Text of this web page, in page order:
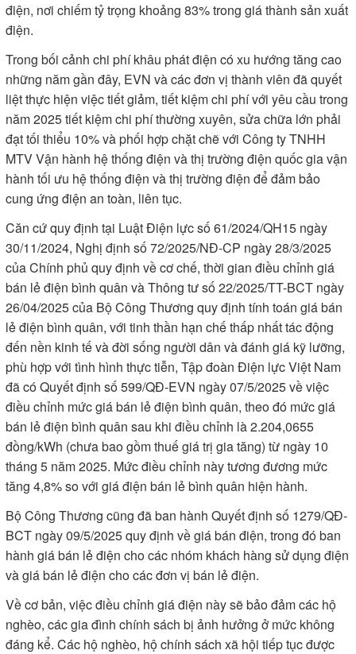
điện, nơi chiếm tỷ trọng khoảng 83% trong giá thành sản xuất
điện.
Trong bối cảnh chi phí khâu phát điện có xu hướng tăng cao
những năm gần đây, EVN và các đơn vị thành viên đã quyết
liệt thực hiện việc tiết giảm, tiết kiệm chi phí với yêu cầu trong
năm 2025 tiết kiệm chi phí thường xuyên, sửa chữa lớn phải
đạt tối thiểu 10% và phối hợp chặt chẽ với Công ty TNHH
MTV Vận hành hệ thống điện và thị trường điện quốc gia vận
hành tối ưu hệ thống điện và thị trường điện để đảm bảo
cung ứng điện an toàn, liên tục.
Căn cứ quy định tại Luật Điện lực số 61/2024/QH15 ngày
30/11/2024, Nghị định số 72/2025/NĐ-CP ngày 28/3/2025
của Chính phủ quy định về cơ chế, thời gian điều chỉnh giá
bán lẻ điện bình quân và Thông tư số 22/2025/TT-BCT ngày
26/04/2025 của Bộ Công Thương quy định tính toán giá bán
lẻ điện bình quân, với tinh thần hạn chế thấp nhất tác động
đến nền kinh tế và đời sống người dân và đánh giá kỹ lưỡng,
phù hợp với tình hình thực tiễn, Tập đoàn Điện lực Việt Nam
đã có Quyết định số 599/QĐ-EVN ngày 07/5/2025 về việc
điều chỉnh mức giá bán lẻ điện bình quân, theo đó mức giá
bán lẻ điện bình quân sau khi điều chỉnh là 2.204,0655
đồng/kWh (chưa bao gồm thuế giá trị gia tăng) từ ngày 10
tháng 5 năm 2025. Mức điều chỉnh này tương đương mức
tăng 4,8% so với giá điện bán lẻ bình quân hiện hành.
Bộ Công Thương cũng đã ban hành Quyết định số 1279/QĐ-
BCT ngày 09/5/2025 quy định về giá bán điện, trong đó ban
hành giá bán lẻ điện cho các nhóm khách hàng sử dụng điện
và giá bán lẻ điện cho các đơn vị bán lẻ điện.
Về cơ bản, việc điều chỉnh giá điện này sẽ bảo đảm các hộ
nghèo, các gia đình chính sách bị ảnh hưởng ở mức không
đáng kể. Các hộ nghèo, hộ chính sách xã hội tiếp tục được